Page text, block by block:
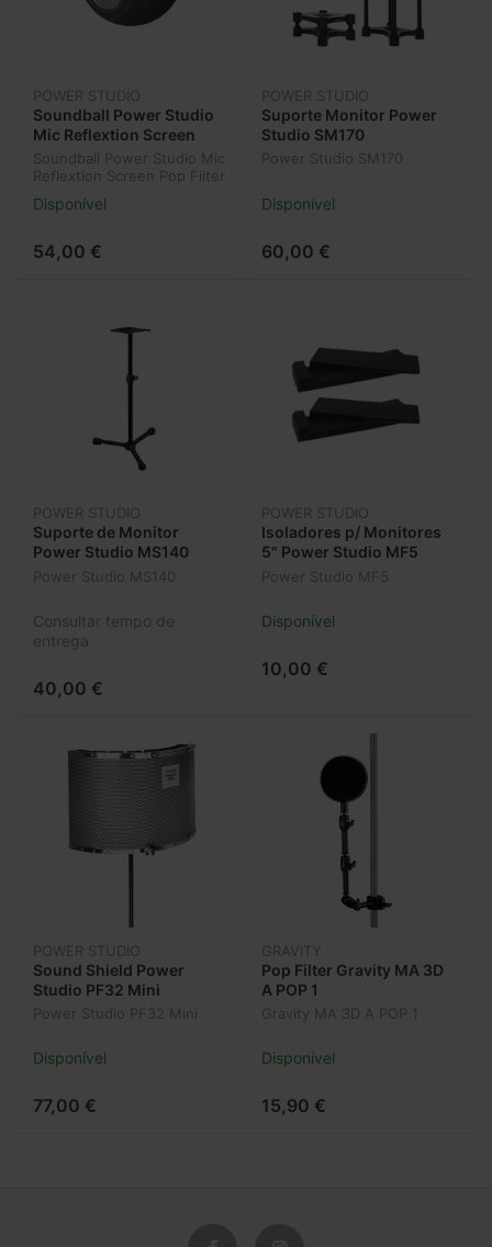
POWER STUDIO
Soundball Power Studio
Mic Reflextion Screen
Pop Filter
Soundball Power Studio Mic
Reflextion Screen Pop Filter
Disponível
54,00 €
POWER STUDIO
Suporte Monitor Power
Studio SM170
Power Studio SM170
Disponível
60,00 €
POWER STUDIO
Suporte de Monitor
Power Studio MS140
Power Studio MS140
Consultar tempo de
entrega
40,00 €
POWER STUDIO
Isoladores p/ Monitores
5" Power Studio MF5
Power Studio MF5
Disponível
10,00 €
POWER STUDIO
Sound Shield Power
Studio PF32 Mini
Power Studio PF32 Mini
Disponível
77,00 €
GRAVITY
Pop Filter Gravity MA 3D
A POP 1
Gravity MA 3D A POP 1
Disponível
15,90 €